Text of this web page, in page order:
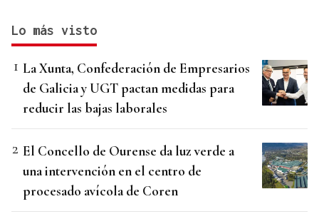
Lo más visto
La Xunta, Confederación de Empresarios
de Galicia y UGT pactan medidas para
reducir las bajas laborales
El Concello de Ourense da luz verde a
una intervención en el centro de
procesado avícola de Coren